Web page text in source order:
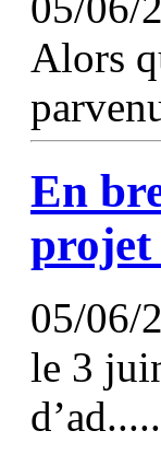
Alors
En
projet
05/06/
le 3